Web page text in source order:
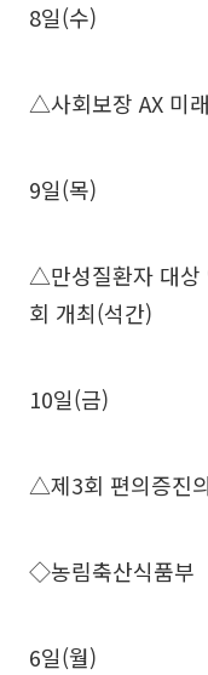
8일(수)
△사회보장 AX 미
9일(목)
△만성질환자 대상
회 개최(석간)
10일(금)
△제3회 편의증진
◇농림축산식품부
6일(월)